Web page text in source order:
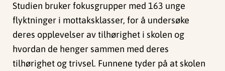
Studien bruker fokusgrupper med 163 unge
flyktninger i mottaksklasser, for å undersøke
deres opplevelser av tilhørighet i skolen og
hvordan de henger sammen med deres
tilhørighet og trivsel. Funnene tyder på at skolen